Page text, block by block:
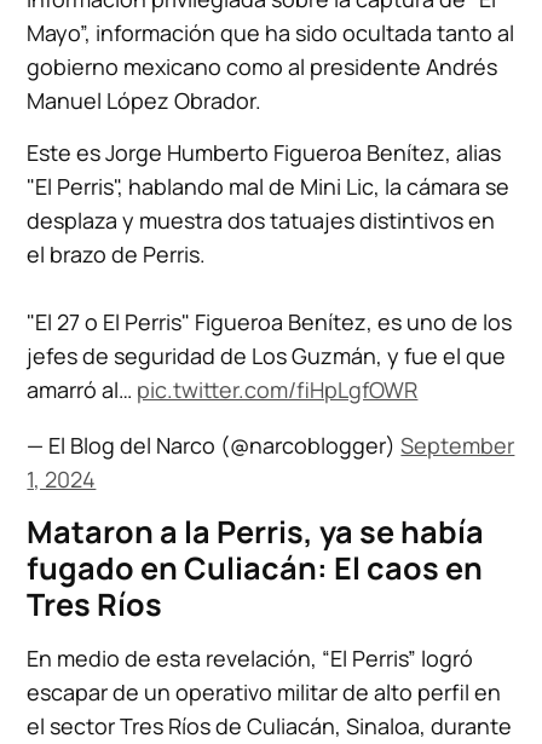
Mayo”, información que ha sido ocultada tanto al
gobierno mexicano como al presidente Andrés
Manuel López Obrador.
Este es Jorge Humberto Figueroa Benítez, alias
"El Perris", hablando mal de Mini Lic, la cámara se
desplaza y muestra dos tatuajes distintivos en
el brazo de Perris.
"El 27 o El Perris" Figueroa Benítez, es uno de los
jefes de seguridad de Los Guzmán, y fue el que
amarró al… pic.twitter.com/fiHpLgfOWR
— El Blog del Narco (@narcoblogger)September
1, 2024
Mataron a la Perris, ya se había
fugado en Culiacán: El caos en
Tres Ríos
En medio de esta revelación, “El Perris” logró
escapar de un operativo militar de alto perfil en
el sector Tres Ríos de Culiacán, Sinaloa, durante